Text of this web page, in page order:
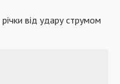
річки від удару струмом